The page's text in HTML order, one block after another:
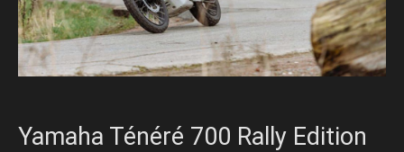
Yamaha Ténéré 700 Rally Edition